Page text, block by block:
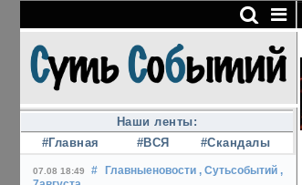
Наши ленты:
#Главная
#ВСЯ #Скандалы
07.08 18:49 # Главныеновости , Сутьсобытий ,